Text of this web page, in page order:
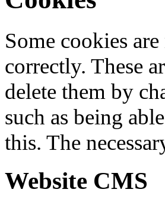
Some cookies
correctly. These
delete them by
such as being
this. The
Website CMS